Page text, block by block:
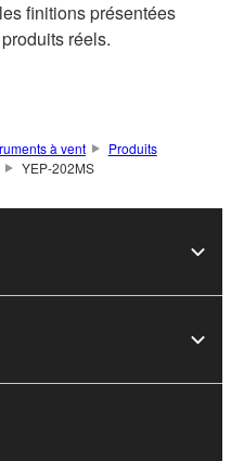
finitions présentées
réels.
à vent
Produits
YEP-202MS